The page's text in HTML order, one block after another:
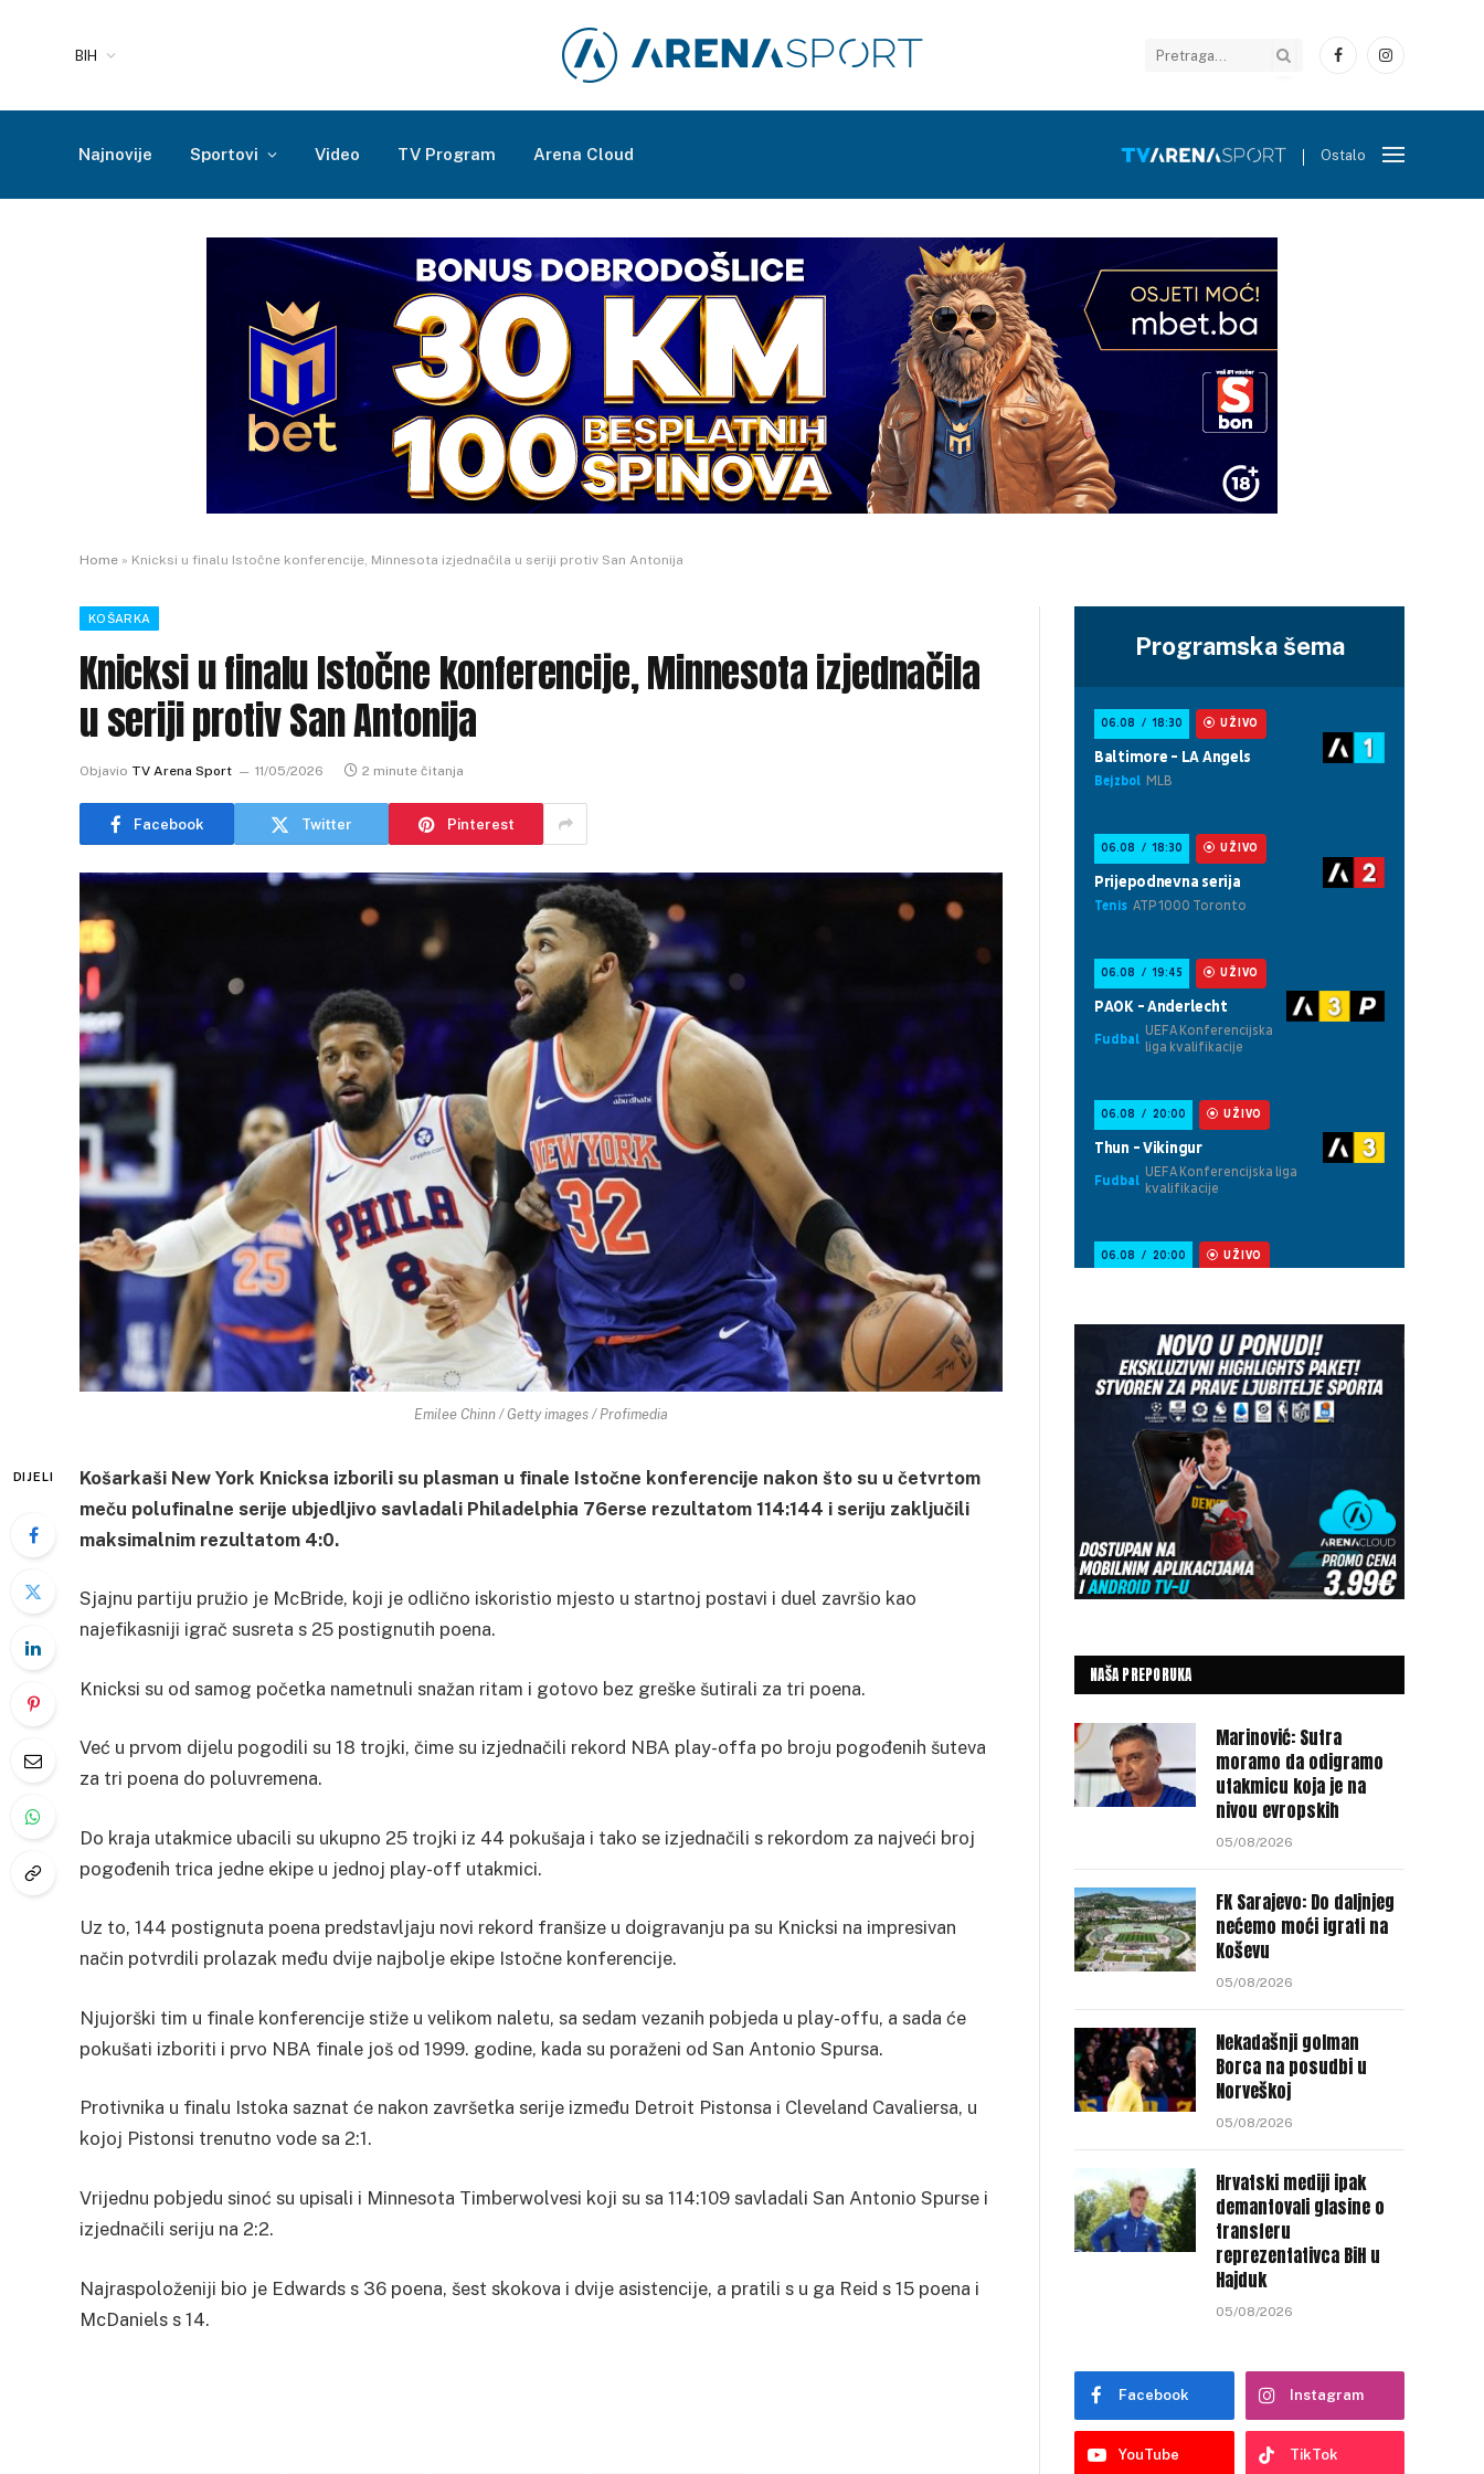
BIH
FacebookInstagram
Najnovije Sportovi Video TV Program Arena Cloud Ostalo
Home » Knicksi u finalu Istočne konferencije, Minnesota izjednačila u seriji protiv San Antonija
KOŠARKA
Knicksi u finalu Istočne konferencije, Minnesota izjednačila
u seriji protiv San Antonija
Objavio TV Arena Sport 11/05/2026 2 minute čitanja
Facebook Twitter Pinterest
Emilee Chinn / Getty images / Profimedia
DIJELI
Košarkaši New York Knicksa izborili su plasman u finale Istočne konferencije nakon što su u četvrtom
meču polufinalne serije ubjedljivo savladali Philadelphia 76erse rezultatom 114:144 i seriju zaključili
maksimalnim rezultatom 4:0.
Sjajnu partiju pružio je McBride, koji je odlično iskoristio mjesto u startnoj postavi i duel završio kao
najefikasniji igrač susreta s 25 postignutih poena.
Knicksi su od samog početka nametnuli snažan ritam i gotovo bez greške šutirali za tri poena.
Već u prvom dijelu pogodili su 18 trojki, čime su izjednačili rekord NBA play-offa po broju pogođenih šuteva
za tri poena do poluvremena.
Do kraja utakmice ubacili su ukupno 25 trojki iz 44 pokušaja i tako se izjednačili s rekordom za najveći broj
pogođenih trica jedne ekipe u jednoj play-off utakmici.
Uz to, 144 postignuta poena predstavljaju novi rekord franšize u doigravanju pa su Knicksi na impresivan
način potvrdili prolazak među dvije najbolje ekipe Istočne konferencije.
Njujorški tim u finale konferencije stiže u velikom naletu, sa sedam vezanih pobjeda u play-offu, a sada će
pokušati izboriti i prvo NBA finale još od 1999. godine, kada su poraženi od San Antonio Spursa.
Protivnika u finalu Istoka saznat će nakon završetka serije između Detroit Pistonsa i Cleveland Cavaliersa, u
kojoj Pistonsi trenutno vode sa 2:1.
Vrijednu pobjedu sinoć su upisali i Minnesota Timberwolvesi koji su sa 114:109 savladali San Antonio Spurse i
izjednačili seriju na 2:2.
Najraspoloženiji bio je Edwards s 36 poena, šest skokova i dvije asistencije, a pratili s u ga Reid s 15 poena i
McDaniels s 14.
Programska šema
NAŠA PREPORUKA
Marinović: Sutra
moramo da odigramo
utakmicu koja je na
nivou evropskih
05/08/2026
FK Sarajevo: Do daljnjeg
nećemo moći igrati na
Koševu
05/08/2026
Nekadašnji golman
Borca na posudbi u
Norveškoj
05/08/2026
Hrvatski mediji ipak
demantovali glasine o
transferu
reprezentativca BiH u
Hajduk
05/08/2026
Facebook Instagram
YouTube TikTok